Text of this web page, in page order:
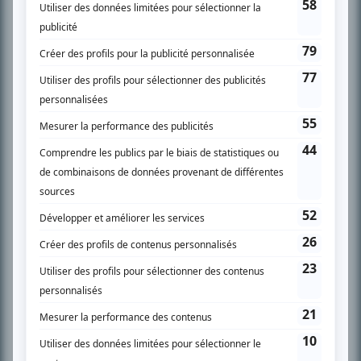
SUR LE RÉSEAU BIZZ MÉDIA
PLAN DU SITE
Accueil
Liste des oeuvres
Recherche avancée
À propos
Nous contacter
Termes et conditions
Politique de confidentialité
Gestion du consentement